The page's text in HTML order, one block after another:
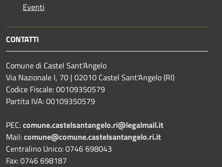
Eventi
CONTATTI
Comune di Castel Sant'Angelo
Via Nazionale I, 70 | 02010 Castel Sant'Angelo (RI)
Codice Fiscale: 00109350579
Partita IVA: 00109350579
PEC:comune.castelsantangelo.ri@legalmail.it
Mail:comune@comune.castelsantangelo.ri.it
Centralino Unico: 0746 698043
Fax: 0746 698187